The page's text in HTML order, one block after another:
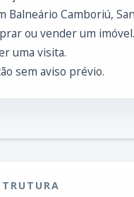
Balneário Camboriú,
ou vender um
uma visita.
sem aviso prévio.